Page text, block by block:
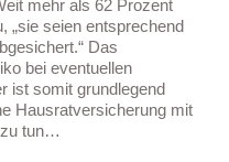
mehr als 62 Prozent
„sie seien entsprechend
Das
bei eventuellen
ist somit grundlegend
Hausratversicherung mit
zu tun…